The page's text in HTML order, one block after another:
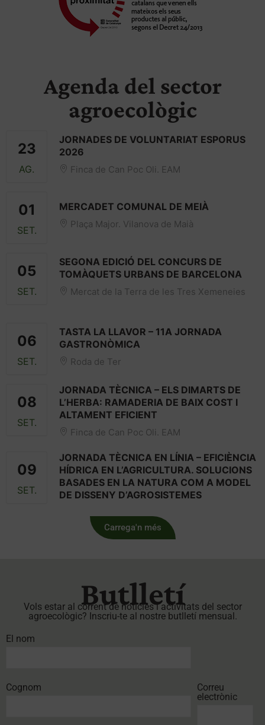
Agenda del sector
agroecològic
23
AG.
JORNADES DE VOLUNTARIAT ESPORUS
2026
Finca de Can Poc Oli. EAM
01
SET.
MERCADET COMUNAL DE MEIÀ
Plaça Major. Vilanova de Maià
05
SET.
SEGONA EDICIÓ DEL CONCURS DE
TOMÀQUETS URBANS DE BARCELONA
Mercat de la Terra de les Tres Xemeneies
06
SET.
TASTA LA LLAVOR – 11A JORNADA
GASTRONÒMICA
Roda de Ter
08
SET.
JORNADA TÈCNICA – ELS DIMARTS DE
L’HERBA: RAMADERIA DE BAIX COST I
ALTAMENT EFICIENT
Finca de Can Poc Oli. EAM
09
SET.
JORNADA TÈCNICA EN LÍNIA – EFICIÈNCIA
HÍDRICA EN L’AGRICULTURA. SOLUCIONS
BASADES EN LA NATURA COM A MODEL
DE DISSENY D’AGROSISTEMES
Carrega'n més
Butlletí
Vols estar al corrent de notícies i activitats del sector
agroecològic? Inscriu-te al nostre butlletí mensual.
El nom
Cognom
Correu
electrònic